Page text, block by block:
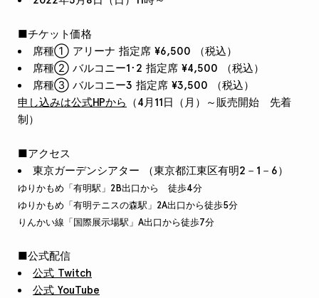
■チケット価格
席種① アリーナ 指定席 ¥6,500 （税込）
席種② バルコニー1･2 指定席 ¥4,500 （税込）
席種③ バルコニー3 指定席 ¥3,500 （税込）
申し込みは公式HPから
（4月11日（月）～販売開始 先着
制）
■アクセス
東京ガーデンシアター （東京都江東区有明2－1－6）
ゆりかもめ「有明駅」2B出口から 徒歩4分
ゆりかもめ「有明テニスの森駅」2A出口から徒歩5分
りんかい線「国際展示場駅」A出口から徒歩7分
■公式配信
公式 Twitch
公式 YouTube